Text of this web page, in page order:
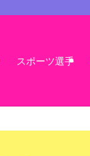
スポーツ選手